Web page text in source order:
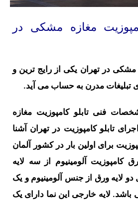
مغازه مشکی در
مشکی در تهران یکی از رایج ترین و
تبلیغات مدرن به حساب می آید.
فنی تابلو کامپوزیت مغازه
تابلو کامپوزیت در تهران آشنا
برای اولین بار در کشور آلمان
کامپوزیت آلومینیوم از سه لایه
لایه ورق از جنس آلومینیوم و یک
باشد. لایه خارجی این نما دارای یک